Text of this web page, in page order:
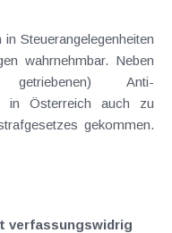
Steuerangelegenheiten
Anti-
in Österreich auch zu
verfassungswidrig